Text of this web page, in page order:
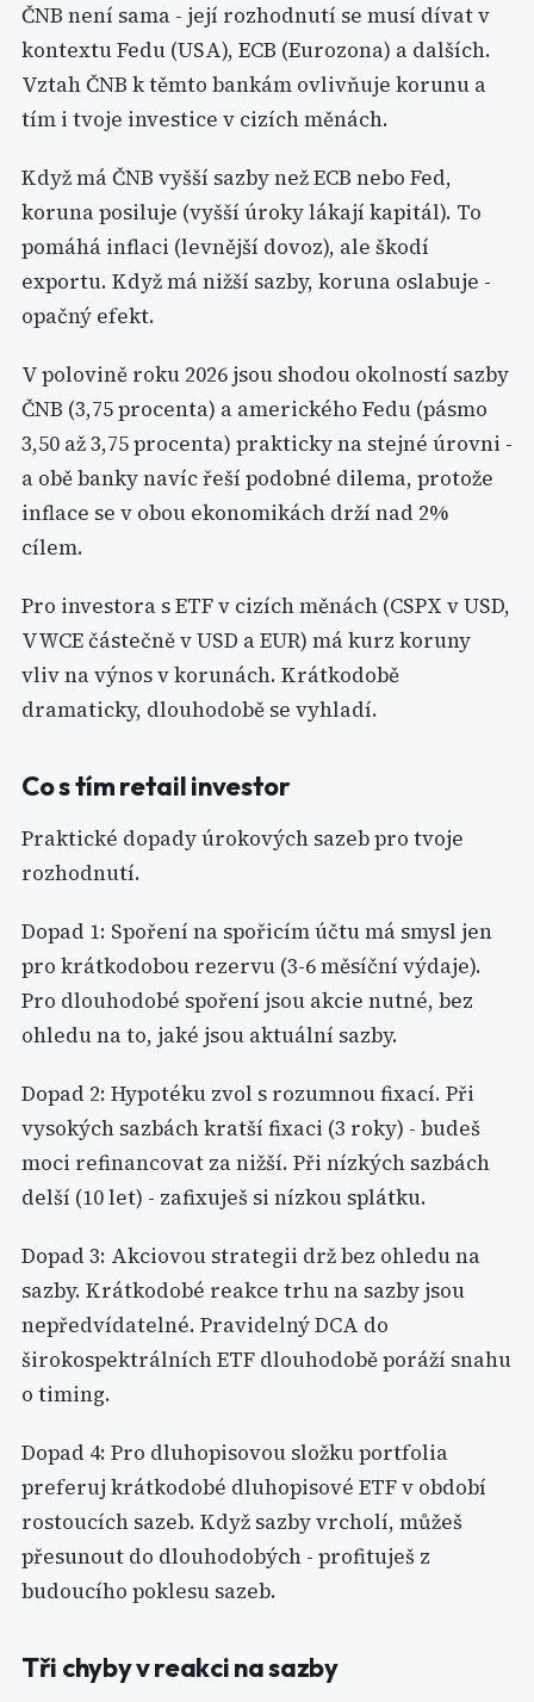
ČNB není sama - její rozhodnutí se musí dívat v
kontextu Fedu (USA), ECB (Eurozona) a dalších.
Vztah ČNB k těmto bankám ovlivňuje korunu a
tím i tvoje investice v cizích měnách.
Když má ČNB vyšší sazby než ECB nebo Fed,
koruna posiluje (vyšší úroky lákají kapitál). To
pomáhá inflaci (levnější dovoz), ale škodí
exportu. Když má nižší sazby, koruna oslabuje -
opačný efekt.
V polovině roku 2026 jsou shodou okolností sazby
ČNB (3,75 procenta) a amerického Fedu (pásmo
3,50 až 3,75 procenta) prakticky na stejné úrovni -
a obě banky navíc řeší podobné dilema, protože
inflace se v obou ekonomikách drží nad 2%
cílem.
Pro investora s ETF v cizích měnách (CSPX v USD,
VWCE částečně v USD a EUR) má kurz koruny
vliv na výnos v korunách. Krátkodobě
dramaticky, dlouhodobě se vyhladí.
Co s tím retail investor
Praktické dopady úrokových sazeb pro tvoje
rozhodnutí.
Dopad 1: Spoření na spořicím účtu má smysl jen
pro krátkodobou rezervu (3-6 měsíční výdaje).
Pro dlouhodobé spoření jsou akcie nutné, bez
ohledu na to, jaké jsou aktuální sazby.
Dopad 2: Hypotéku zvol s rozumnou fixací. Při
vysokých sazbách kratší fixaci (3 roky) - budeš
moci refinancovat za nižší. Při nízkých sazbách
delší (10 let) - zafixuješ si nízkou splátku.
Dopad 3: Akciovou strategii drž bez ohledu na
sazby. Krátkodobé reakce trhu na sazby jsou
nepředvídatelné. Pravidelný DCA do
širokospektrálních ETF dlouhodobě poráží snahu
o timing.
Dopad 4: Pro dluhopisovou složku portfolia
preferuj krátkodobé dluhopisové ETF v období
rostoucích sazeb. Když sazby vrcholí, můžeš
přesunout do dlouhodobých - profituješ z
budoucího poklesu sazeb.
Tři chyby v reakci na sazby